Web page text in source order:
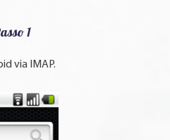
1
via IMAP.